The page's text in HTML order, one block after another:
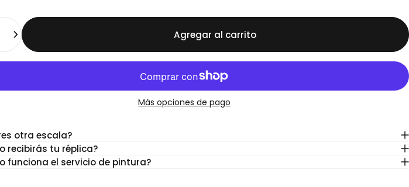
Agregar al carrito
Más opciones de pago
otra escala?
recibirás tu réplica?
funciona el servicio de pintura?